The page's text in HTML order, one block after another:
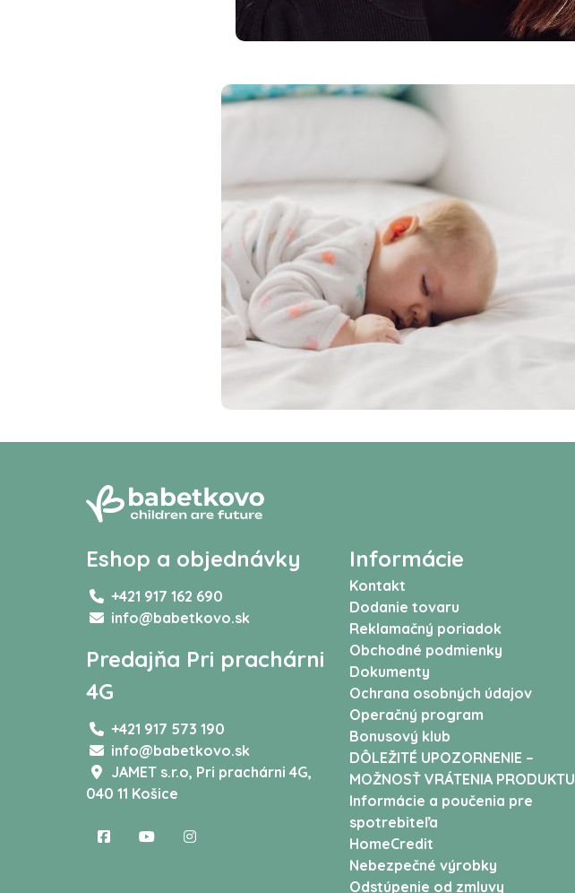
Eshop a objednávky
+421 917 162 690
info@babetkovo.sk
Predajňa Pri prachárni
4G
+421 917 573 190
info@babetkovo.sk
JAMET s.r.o, Pri prachárni 4G,
040 11 Košice
Informácie
Kontakt
Dodanie tovaru
Reklamačný poriadok
Obchodné podmienky
Dokumenty
Ochrana osobných údajov
Operačný program
Bonusový klub
DÔLEŽITÉ UPOZORNENIE –
MOŽNOSŤ VRÁTENIA PRODUKTU
Informácie a poučenia pre
spotrebiteľa
HomeCredit
Nebezpečné výrobky
Odstúpenie od zmluvy